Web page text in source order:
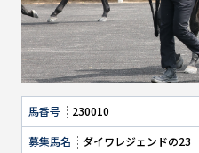
馬番号 230010
募集馬名
ダイワレジェンドの23